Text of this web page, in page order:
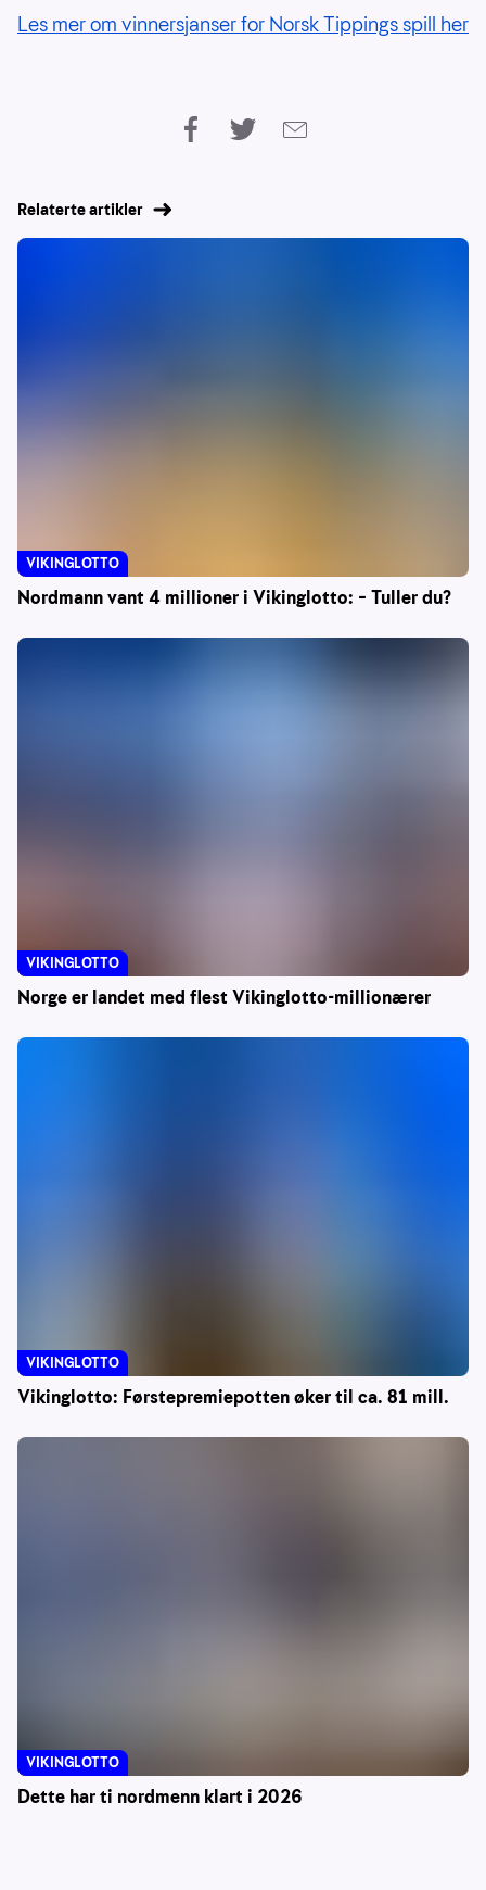
Les mer om vinnersjanser for Norsk Tippings spill her
Relaterte artikler
Nordmann vant 4 millioner i Vikinglotto: – Tuller du?
VIKINGLOTTO
Norge er landet med flest Vikinglotto-millionærer
VIKINGLOTTO
Vikinglotto: Førstepremiepotten øker til ca. 81 mill.
VIKINGLOTTO
Dette har ti nordmenn klart i 2026
VIKINGLOTTO